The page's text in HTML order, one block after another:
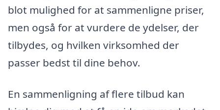
blot mulighed for at sammenligne priser,
men også for at vurdere de ydelser, der
tilbydes, og hvilken virksomhed der
passer bedst til dine behov.
En sammenligning af flere tilbud kan